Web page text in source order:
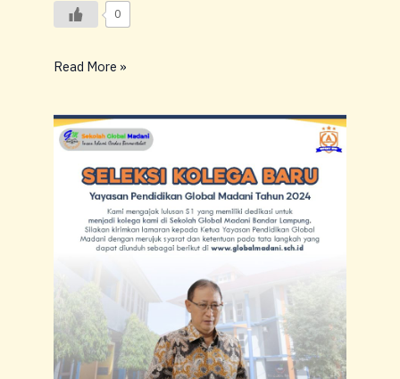
0
Read More »
SELEKSI
KOLEGA
BARU
YAYASAN
PENDIDIKAN
GLOBAL
MADANI
2024